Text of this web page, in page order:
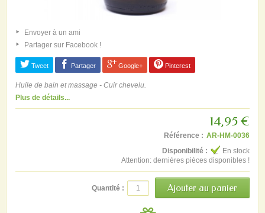
Envoyer à un ami
Partager sur Facebook !
Tweet Partager Google+ Pinterest
Huile de bain et massage - Cuir chevelu.
Plus de détails...
14,95 €
Référence : AR-HM-0036
Disponibilité :
En stock
Attention: dernières pièces disponibles !
Quantité :